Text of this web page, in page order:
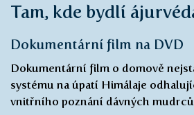
Tam, kde bydlí
Dokumentární film na DVD
Dokumentární film o domově
systému na úpatí Himálaje
vnitřního poznání dávných